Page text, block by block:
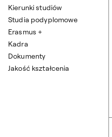
Kierunki studiów
Studia podyplomowe
Erasmus +
Kadra
Dokumenty
Jakość kształcenia